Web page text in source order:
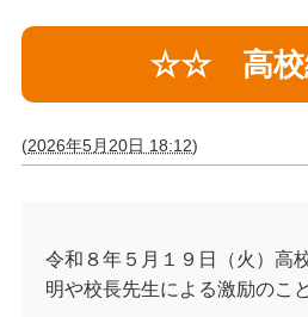
☆☆ 高校
(2026年5月20日 18:12)
令和８年５月１９日（火）高
明や校長先生による激励のこ